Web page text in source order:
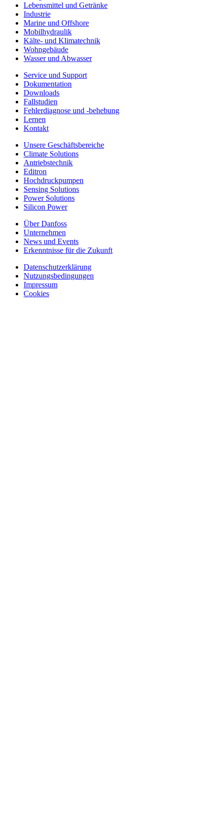
Lebensmittel und Getränke
Industrie
Marine und Offshore
Mobilhydraulik
Kälte- und Klimatechnik
Wohngebäude
Wasser und Abwasser
Service und Support
Dokumentation
Downloads
Fallstudien
Fehlerdiagnose und -behebung
Lernen
Kontakt
Unsere Geschäftsbereiche
Climate Solutions
Antriebstechnik
Editron
Hochdruckpumpen
Sensing Solutions
Power Solutions
Silicon Power
Über Danfoss
Unternehmen
News und Events
Erkenntnisse für die Zukunft
Datenschutzerklärung
Nutzungsbedingungen
Impressum
Cookies